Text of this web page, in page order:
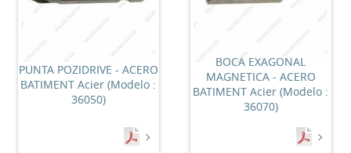
PUNTA POZIDRIVE - ACERO
BATIMENT Acier (Modelo :
36050)
BOCA EXAGONAL
MAGNETICA - ACERO
BATIMENT Acier (Modelo :
36070)